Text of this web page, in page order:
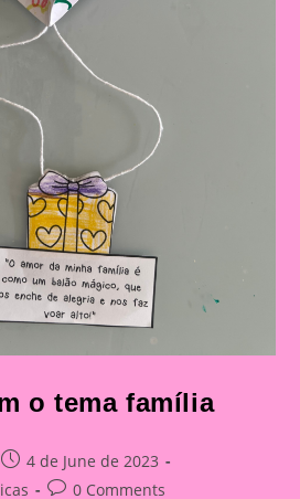
o tema família
Post
published:
4 de June de 2023
Post0 Comments